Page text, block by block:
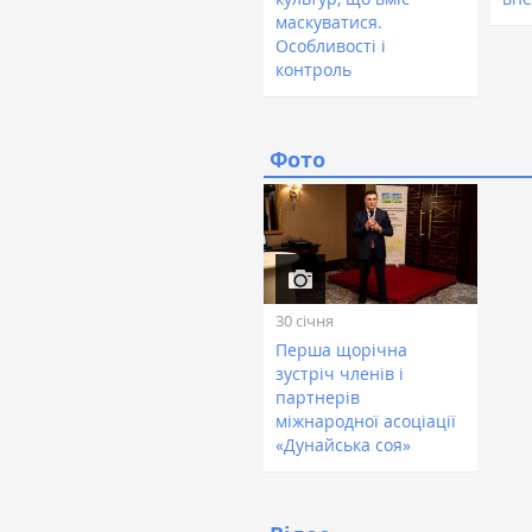
маскуватися.
Особливості і
контроль
Фото
30 січня
Перша щорічна
зустріч членів і
партнерів
міжнародної асоціації
«Дунайська соя»